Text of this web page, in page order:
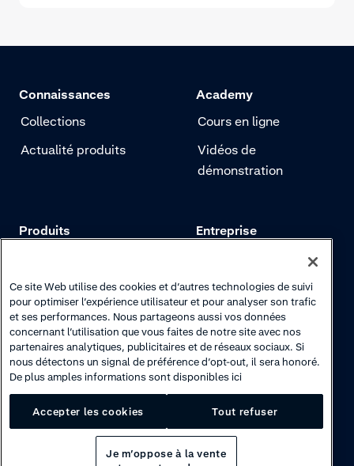
Connaissances
Collections
Actualité produits
Academy
Cours en ligne
Vidéos de
démonstration
Produits
Paiements
Gestion des risques
Authentification
Entreprise
Notre histoire
Notre newsletter
Espace carrières
Ce site Web utilise des cookies et d’autres technologies de suivi
pour optimiser l’expérience utilisateur et pour analyser son trafic
et ses performances. Nous partageons aussi vos données
concernant l’utilisation que vous faites de notre site avec nos
partenaires analytiques, publicitaires et de réseaux sociaux. Si
nous détectons un signal de préférence d’opt-out, il sera honoré.
De plus amples informations sont disponibles ici
Accepter les cookies Tout refuser
Je m’oppose à la vente